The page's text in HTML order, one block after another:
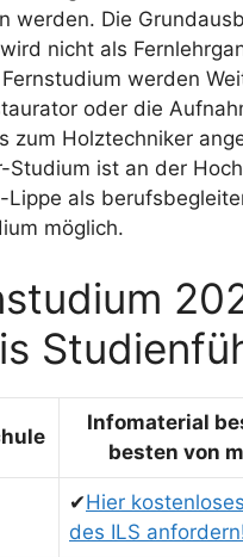
werden. Die
nicht als
werden
oder die
zum Holztechniker
Studium ist an der
Lippe als
möglich.
Infomaterial
besten von
✔Hier
des ILS